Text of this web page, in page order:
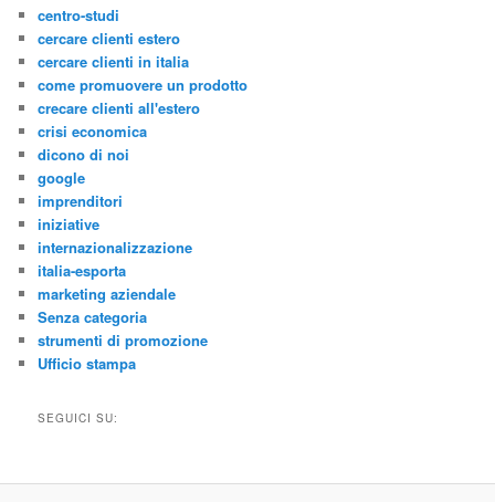
centro-studi
cercare clienti estero
cercare clienti in italia
come promuovere un prodotto
crecare clienti all'estero
crisi economica
dicono di noi
google
imprenditori
iniziative
internazionalizzazione
italia-esporta
marketing aziendale
Senza categoria
strumenti di promozione
Ufficio stampa
SEGUICI SU: